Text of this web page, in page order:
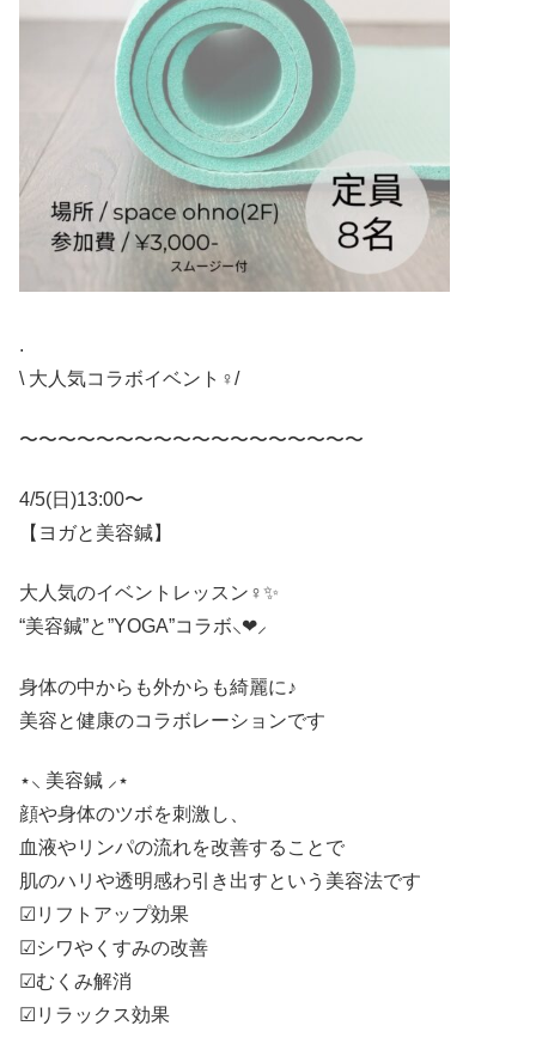
.
\ 大人気コラボイベント‍♀️/
〜〜〜〜〜〜〜〜〜〜〜〜〜〜〜〜〜〜
4/5(日)13:00〜
【ヨガと美容鍼】
大人気のイベントレッスン‍♀️✨
“美容鍼”と”YOGA”コラボ⸜❤︎⸝
身体の中からも外からも綺麗に♪
美容と健康のコラボレーションです
⋆⸜ 美容鍼 ⸝⋆
顔や身体のツボを刺激し、
血液やリンパの流れを改善することで
肌のハリや透明感わ引き出すという美容法です
☑︎リフトアップ効果
☑︎シワやくすみの改善
☑︎むくみ解消
☑︎リラックス効果